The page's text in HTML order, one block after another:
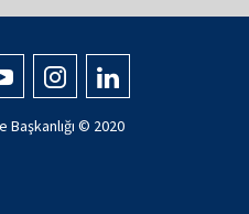
Başkanlığı © 2020